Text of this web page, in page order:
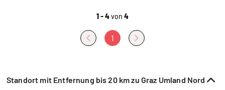
1 - 4von 4
1
Standort mit Entfernung bis 20 km zu Graz Umland Nord